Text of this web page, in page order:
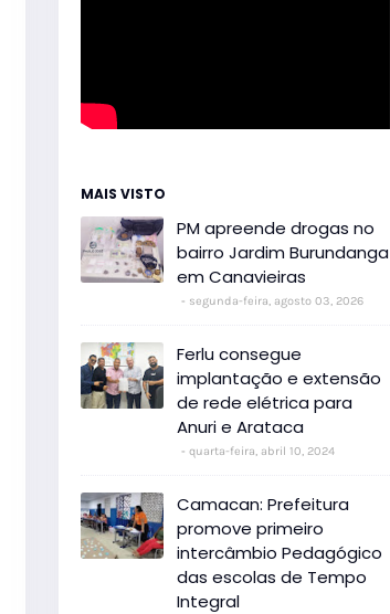
MAIS VISTO
PM apreende drogas no
bairro Jardim Burundanga
em Canavieiras
segunda-feira, agosto 03, 2026
Ferlu consegue
implantação e extensão
de rede elétrica para
Anuri e Arataca
quarta-feira, abril 10, 2024
Camacan: Prefeitura
promove primeiro
intercâmbio Pedagógico
das escolas de Tempo
Integral